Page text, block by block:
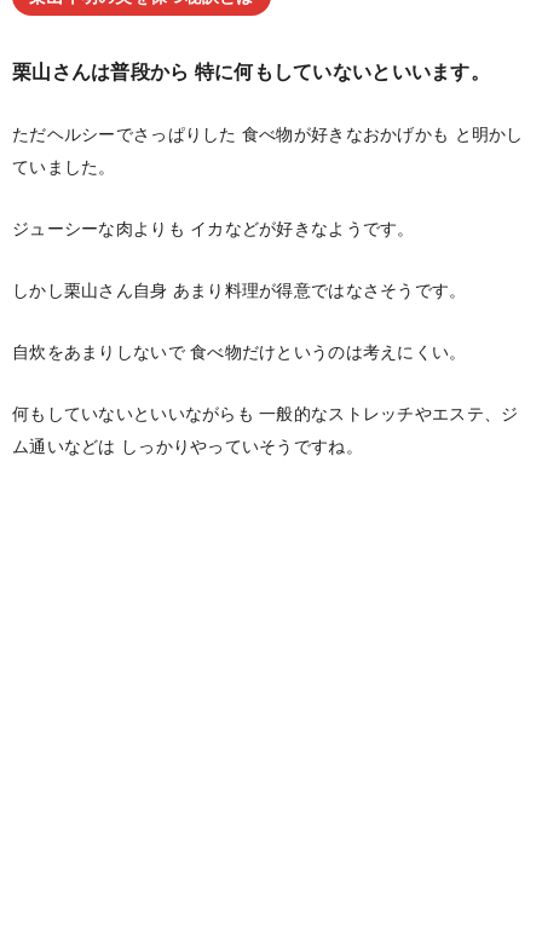
栗山さんは普段から 特に何もしていないといいます。
ただヘルシーでさっぱりした 食べ物が好きなおかげかも と明かし
ていました。
ジューシーな肉よりも イカなどが好きなようです。
しかし栗山さん自身 あまり料理が得意ではなさそうです。
自炊をあまりしないで食べ物だけというのは考えにくい。
何もしていないといいながらも 一般的なストレッチやエステ、ジ
ム通いなどは しっかりやっていそうですね。